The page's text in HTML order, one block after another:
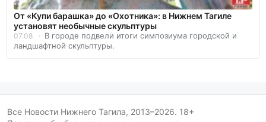
От «Купи барашка» до «Охотника»: в Нижнем Тагиле
установят необычные скульптуры
07.08
В городе подвели итоги симпозиума городской и
ландшафтной скульптуры.
Все Новости Нижнего Тагила, 2013–2026. 18+